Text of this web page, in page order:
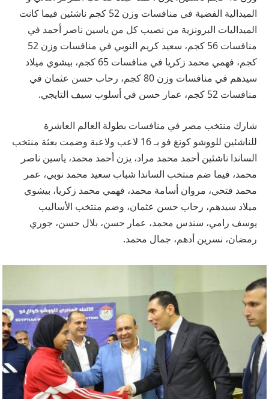
الميدالية الفضية في منافسات وزن 52 كجم ناشئين فيما كانت
الميداليات البرونزية من نصيب كل من ياسين ناصر أحمد في
منافسات 56 كجم، سعيد كريم النوبي في منافسات وزن 52
كجم، فهمي محمد زكريا في منافسات 65 كجم، بيشوي ميلاد
سيدهم في منافسات وزن 80 كجم، رحاب حسن عثمان في
منافسات 52 كجم، عمار حسن في أسلوب سيف التايجي.
شارك منتخب مصر في منافسات بطولة العالم العاشرة
للناشئين للووشو كونغ فو بـ 16 لاعب ولاعبة وضمت بعثة منتخب
الساندا ناشئين أحمد محمد مراد، يزن أحمد محمد، ياسين ناصر
محمد، فيما ضم منتخب الساندا شباب سعيد محمد نوبي، عمر
محمد فتحي، مروان أسامة محمد، فهمي محمد زكريا، بيشوي
ميلاد سيدهم، رحاب حسن عثمان، وضم منتخب الأساليب
يوسف رامي، سندس محمد، عمار حسن، بلال حسن، جوري
رمضان، نسرين أدهم، جمال محمد.